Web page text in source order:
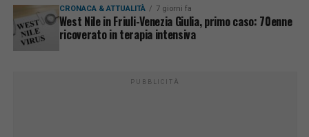
CRONACA & ATTUALITÀ 7 giorni fa
West Nile in Friuli-Venezia Giulia, primo caso: 70enne
ricoverato in terapia intensiva
PUBBLICITÀ